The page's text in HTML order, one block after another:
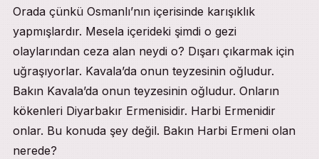
Orada çünkü Osmanlı’nın içerisinde karışıklık
yapmışlardır. Mesela içerideki şimdi o gezi
olaylarından ceza alan neydi o? Dışarı çıkarmak için
uğraşıyorlar. Kavala’da onun teyzesinin oğludur.
Bakın Kavala’da onun teyzesinin oğludur. Onların
kökenleri Diyarbakır Ermenisidir. Harbi Ermenidir
onlar. Bu konuda şey değil. Bakın Harbi Ermeni olan
nerede?